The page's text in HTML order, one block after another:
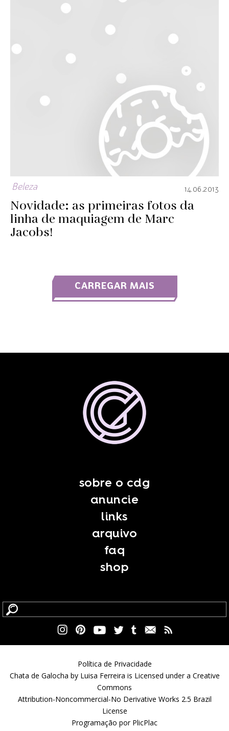
Beleza 14.06.2013
Novidade: as primeiras fotos da
linha de maquiagem de Marc
Jacobs!
CARREGAR MAIS
sobre o cdg
anuncie
links
arquivo
faq
shop
Política de Privacidade
Chata de Galocha by Luisa Ferreira is Licensed under a Creative
Commons
Attribution-Noncommercial-No Derivative Works 2.5 Brazil
License
Programação por PlicPlac